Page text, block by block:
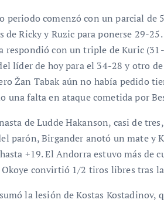
periodo comenzó con un parcial de
de Ricky y Ruzic para ponerse 29-
respondió con un triple de Kuric
líder de hoy para el 34-28 y otro
Žan Tabak aún no había pedido
una falta en ataque cometida por
de Ludde Hakanson, casi de
parón, Birgander anotó un mate y
+19. El Andorra estuvo más de
Okoye convirtió 1/2 tiros libres tras
la lesión de Kostas